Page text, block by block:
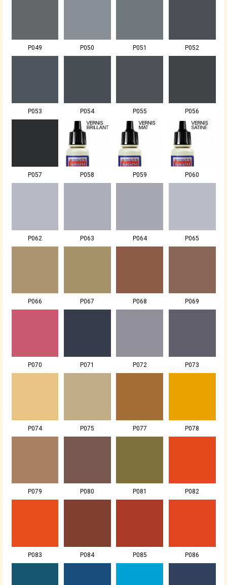
P049 P050 P051 P052
P053 P054 P055 P056
P057 P058 P059 P060
P062 P063 P064 P065
P066 P067 P068 P069
P070 P071 P072 P073
P074 P075 P077 P078
P079 P080 P081 P082
P083 P084 P085 P086